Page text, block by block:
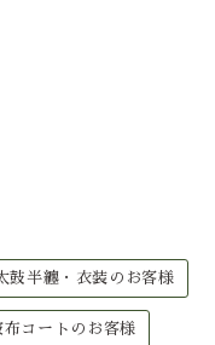
鼓半纏・衣装のお客様
コートのお客様